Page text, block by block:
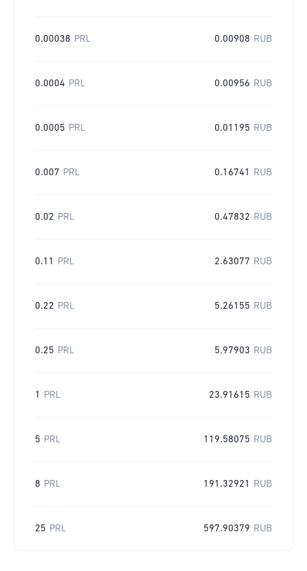
0.00038 PRL 0.00908 RUB
0.0004 PRL 0.00956 RUB
0.0005 PRL 0.01195 RUB
0.007 PRL 0.16741 RUB
0.02 PRL 0.47832 RUB
0.11 PRL 2.63077 RUB
0.22 PRL 5.26155 RUB
0.25 PRL 5.97903 RUB
1 PRL 23.91615 RUB
5 PRL 119.58075 RUB
8 PRL 191.32921 RUB
25 PRL 597.90379 RUB